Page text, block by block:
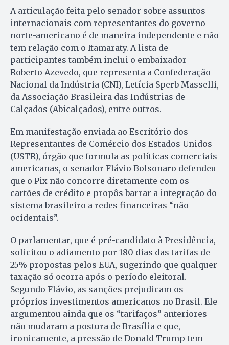
A articulação feita pelo senador sobre assuntos
internacionais com representantes do governo
norte-americano é de maneira independente e não
tem relação com o Itamaraty. A lista de
participantes também inclui o embaixador
Roberto Azevedo, que representa a Confederação
Nacional da Indústria (CNI), Letícia Sperb Masselli,
da Associação Brasileira das Indústrias de
Calçados (Abicalçados), entre outros.
Em manifestação enviada ao Escritório dos
Representantes de Comércio dos Estados Unidos
(USTR), órgão que formula as políticas comerciais
americanas, o senador Flávio Bolsonaro defendeu
que o Pix não concorre diretamente com os
cartões de crédito e propôs barrar a integração do
sistema brasileiro a redes financeiras “não
ocidentais”.
O parlamentar, que é pré-candidato à Presidência,
solicitou o adiamento por 180 dias das tarifas de
25% propostas pelos EUA, sugerindo que qualquer
taxação só ocorra após o período eleitoral.
Segundo Flávio, as sanções prejudicam os
próprios investimentos americanos no Brasil. Ele
argumentou ainda que os “tarifaços” anteriores
não mudaram a postura de Brasília e que,
ironicamente, a pressão de Donald Trump tem